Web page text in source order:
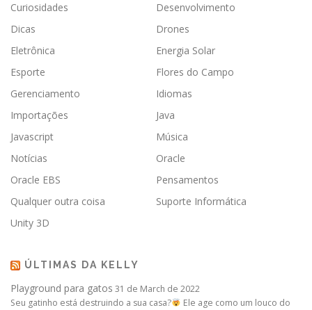
Curiosidades
Desenvolvimento
Dicas
Drones
Eletrônica
Energia Solar
Esporte
Flores do Campo
Gerenciamento
Idiomas
Importações
Java
Javascript
Música
Notícias
Oracle
Oracle EBS
Pensamentos
Qualquer outra coisa
Suporte Informática
Unity 3D
ÚLTIMAS DA KELLY
Playground para gatos 31 de March de 2022
Seu gatinho está destruindo a sua casa?
Ele age como um louco do